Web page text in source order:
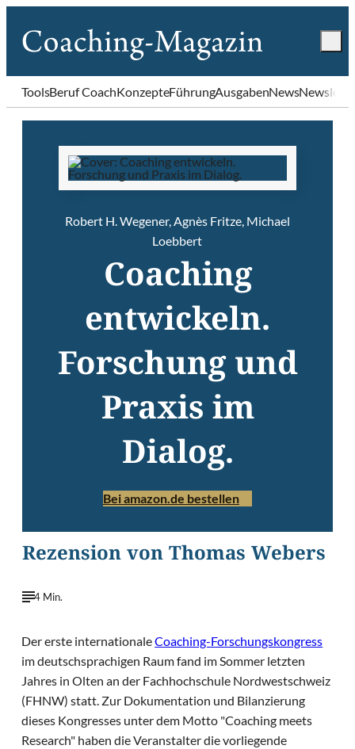
ToolsBeruf CoachKonzepteFührungAusgabenNews
Robert H. Wegener, Agnès Fritze, Michael
Loebbert
Coaching
entwickeln.
Forschung und
Praxis im
Dialog.
Bei amazon.de bestellen
Rezension von Thomas Webers
4 Min.
Der erste internationaleCoaching-Forschungskongress
im deutschsprachigen Raum fand im Sommer letzten
Jahres in Olten an der Fachhochschule Nordwestschweiz
(FHNW) statt. Zur Dokumentation und Bilanzierung
dieses Kongresses unter dem Motto "Coaching meets
Research" haben die Veranstalter die vorliegende